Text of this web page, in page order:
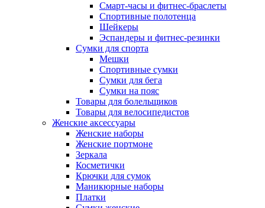
Смарт-часы и фитнес-браслеты
Спортивные полотенца
Шейкеры
Эспандеры и фитнес-резинки
Сумки для спорта
Мешки
Спортивные сумки
Сумки для бега
Сумки на пояс
Товары для болельщиков
Товары для велосипедистов
Женские аксессуары
Женские наборы
Женские портмоне
Зеркала
Косметички
Крючки для сумок
Маникюрные наборы
Платки